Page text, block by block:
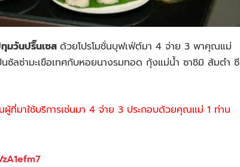
มวันปริ๊นเซส ด้วยโปรโมชั่นบุฟเฟ่ต์มา 4 จ่าย 3 พาคุณแม่
ซัลซ่ามะเขือเทศกับหอยนางรมทอด กุ้งแม่น้ำ ซาชิมิ ส้มตำ ซี
ที่มาใช้บริการเช่นมา 4 จ่าย 3 ประกอบด้วยคุณแม่ 1 ท่าน